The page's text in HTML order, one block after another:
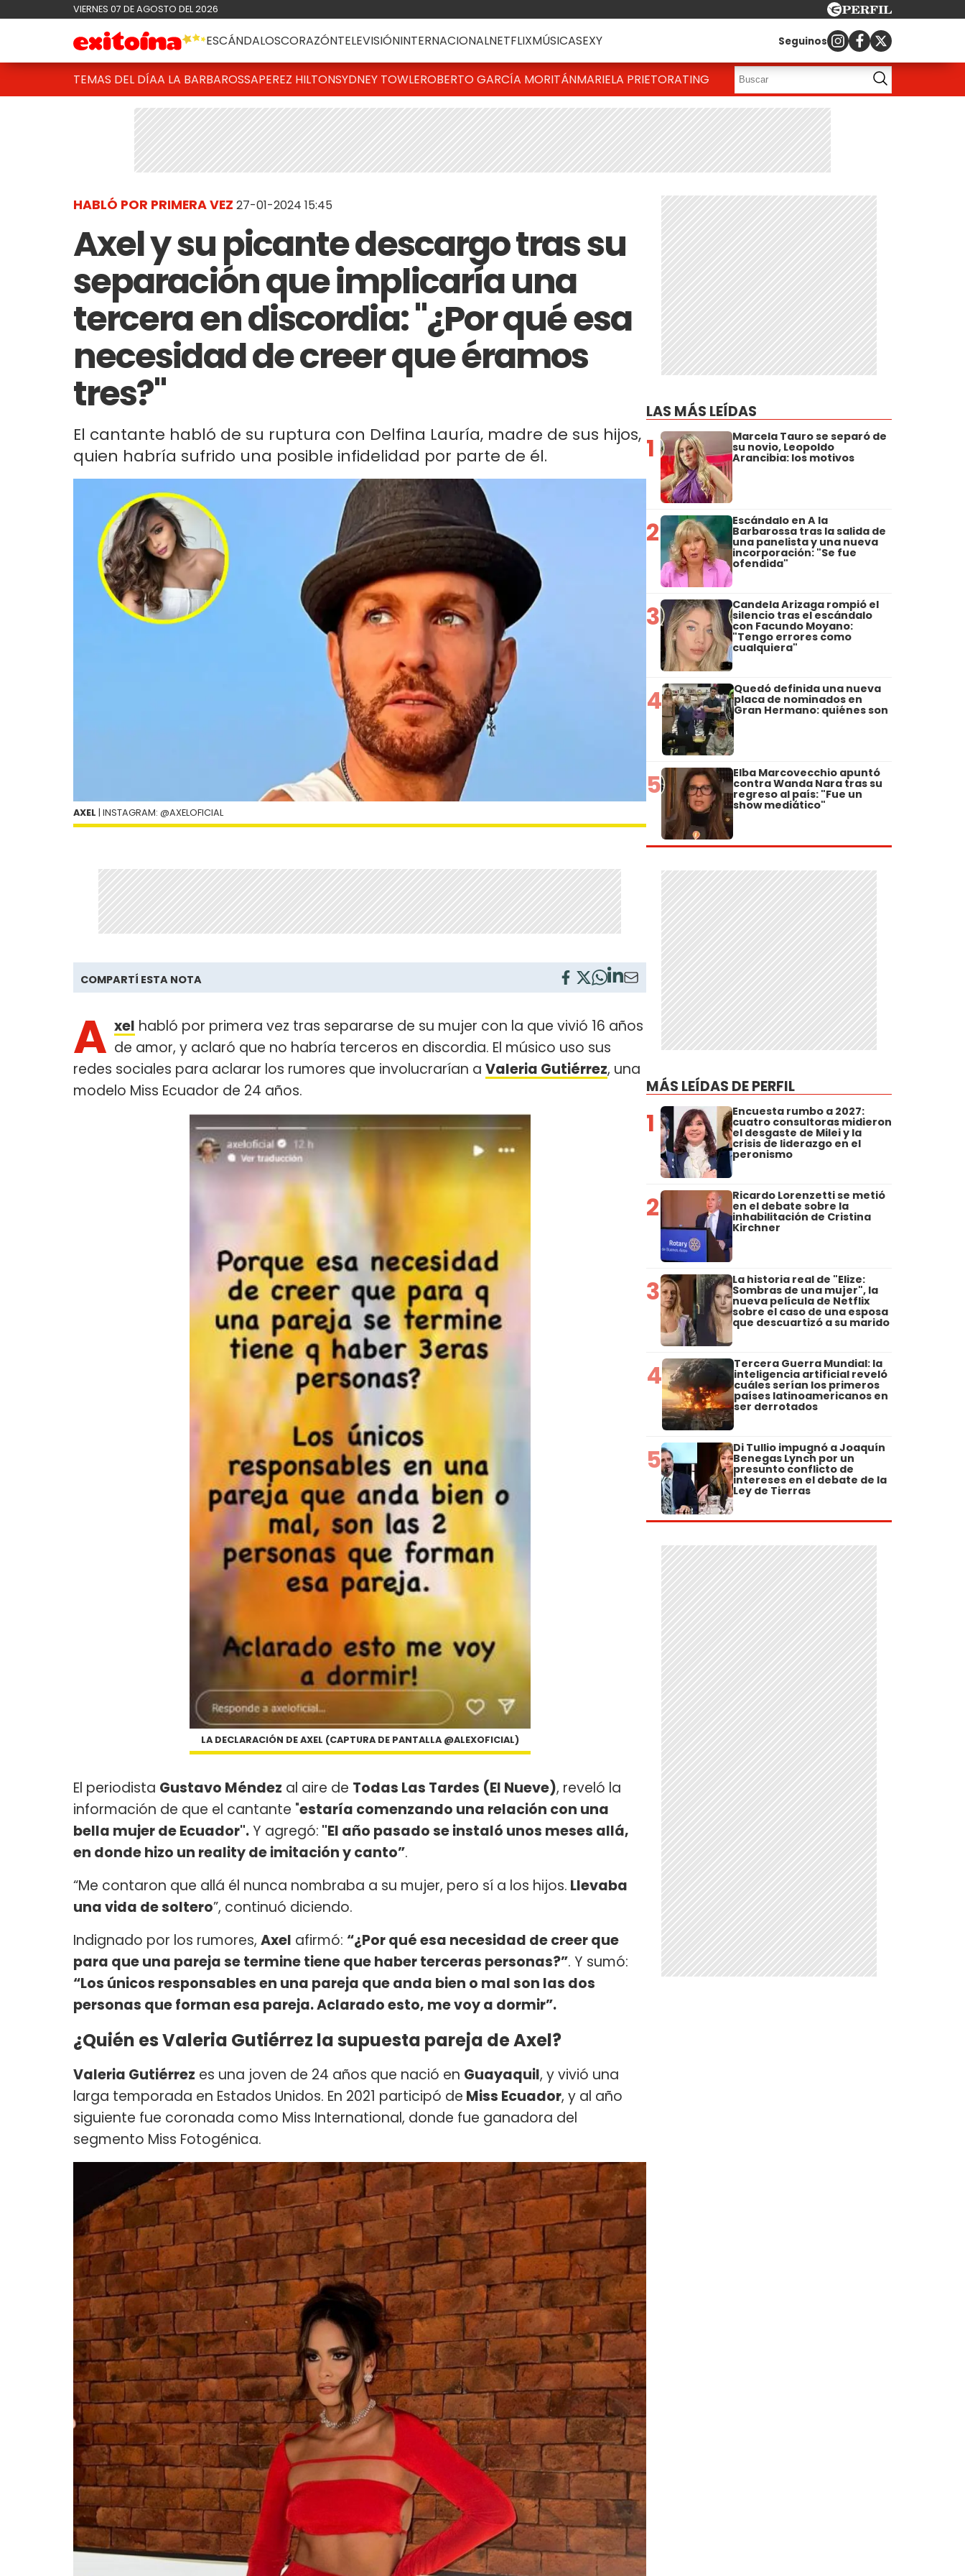
VIERNES 07 DE AGOSTO DEL 2026
ESCÁNDALOSCORAZÓNTELEVISIÓNINTERNACIONALNETFLIXMÚSICASEXY Seguinos
TEMAS DEL DÍAA LA BARBAROSSAPEREZ HILTONSYDNEY TOWLEROBERTO GARCÍA MORITÁNMARIELA PRIETORATING
HABLÓ POR PRIMERA VEZ 27-01-2024 15:45
Axel y su picante descargo tras su
separación que implicaría una
tercera en discordia: "¿Por qué esa
necesidad de creer que éramos
tres?"
El cantante habló de su ruptura con Delfina Lauría, madre de sus hijos,
quien habría sufrido una posible infidelidad por parte de él.
AXEL | INSTAGRAM: @AXELOFICIAL
COMPARTÍ ESTA NOTA
A xel habló por primera vez tras separarse de su mujer con la que vivió 16 años
de amor, y aclaró que no habría terceros en discordia. El músico uso sus
redes sociales para aclarar los rumores que involucrarían a Valeria Gutiérrez, una
modelo Miss Ecuador de 24 años.
LA DECLARACIÓN DE AXEL (CAPTURA DE PANTALLA @ALEXOFICIAL)
El periodista Gustavo Méndez al aire de Todas Las Tardes (El Nueve), reveló la
información de que el cantante "estaría comenzando una relación con una
bella mujer de Ecuador".Y agregó: "El año pasado se instaló unos meses allá,
en donde hizo un reality de imitación y canto”.
“Me contaron que allá él nunca nombraba a su mujer, pero sí a los hijos. Llevaba
una vida de soltero”, continuó diciendo.
Indignado por los rumores, Axel afirmó: “¿Por qué esa necesidad de creer que
para que una pareja se termine tiene que haber terceras personas?”. Y sumó:
“Los únicos responsables en una pareja que anda bien o mal son las dos
personas que forman esa pareja. Aclarado esto, me voy a dormir”.
¿Quién es Valeria Gutiérrez la supuesta pareja de Axel?
Valeria Gutiérrez es una joven de 24 años que nació en Guayaquil, y vivió una
larga temporada en Estados Unidos. En 2021 participó de Miss Ecuador, y al año
siguiente fue coronada como Miss International, donde fue ganadora del
segmento Miss Fotogénica.
LAS MÁS LEÍDAS
1 Marcela Tauro se separó de
su novio, Leopoldo
Arancibia: los motivos
2 Escándalo en A la
Barbarossa tras la salida de
una panelista y una nueva
incorporación: "Se fue
ofendida"
3 Candela Arizaga rompió el
silencio tras el escándalo
con Facundo Moyano:
"Tengo errores como
cualquiera"
4 Quedó definida una nueva
placa de nominados en
Gran Hermano: quiénes son
5 Elba Marcovecchio apuntó
contra Wanda Nara tras su
regreso al país: "Fue un
show mediático"
MÁS LEÍDAS DE PERFIL
1 Encuesta rumbo a 2027:
cuatro consultoras midieron
el desgaste de Milei y la
crisis de liderazgo en el
peronismo
2 Ricardo Lorenzetti se metió
en el debate sobre la
inhabilitación de Cristina
Kirchner
3 La historia real de "Elize:
Sombras de una mujer", la
nueva película de Netflix
sobre el caso de una esposa
que descuartizó a su marido
4 Tercera Guerra Mundial: la
inteligencia artificial reveló
cuáles serían los primeros
países latinoamericanos en
ser derrotados
5 Di Tullio impugnó a Joaquín
Benegas Lynch por un
presunto conflicto de
intereses en el debate de la
Ley de Tierras